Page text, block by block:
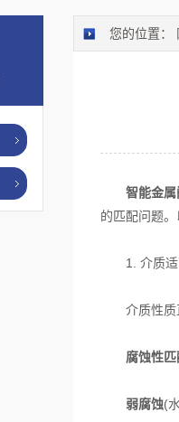
您的位置：
智能金属
的匹配问题
1. 介质适
介质性质直
腐蚀性匹
弱腐蚀(